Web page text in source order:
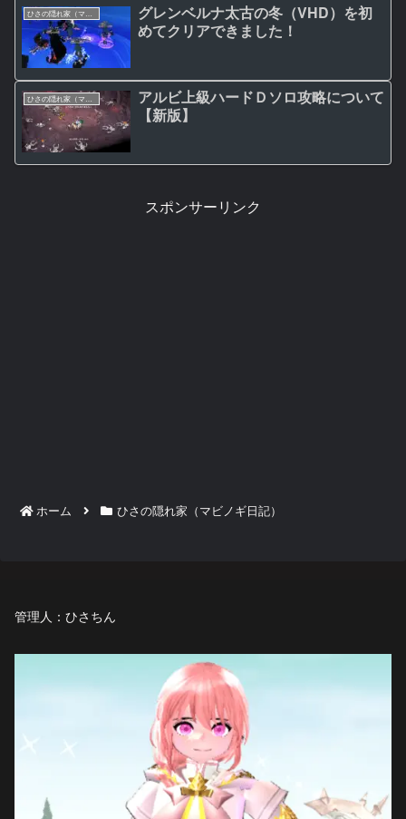
ひさの隠れ家（マビノギ日記）
グレンベルナ太古の冬（VHD）を初
めてクリアできました！
アルビ上級ハードＤソロ攻略について
【新版】
スポンサーリンク
ホーム ひさの隠れ家（マビノギ日記）
管理人：ひさちん